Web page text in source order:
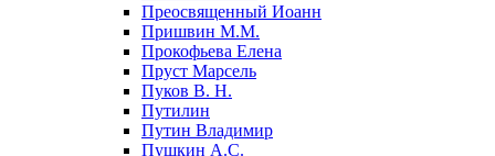
Преосвященный Иоанн
Пришвин М.М.
Прокофьева Елена
Пруст Марсель
Пуков В. Н.
Путилин
Путин Владимир
Пушкин А.С.